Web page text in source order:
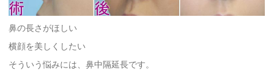
鼻の長さがほしい
横顔を美しくしたい
そういう悩みには、鼻中隔延長です。